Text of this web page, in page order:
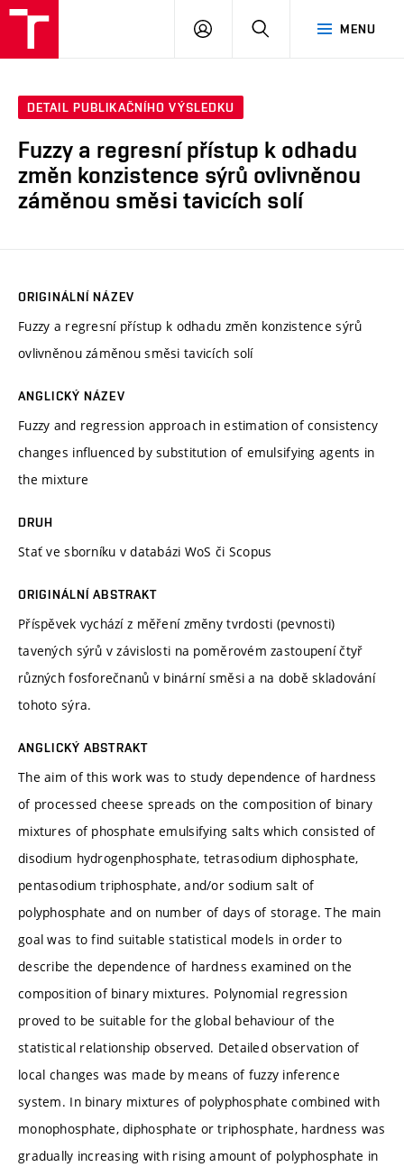
MENU
PŘIHLÁSIT
DETAIL PUBLIKAČNÍHO VÝSLEDKU
Fuzzy a regresní přístup k odhadu
změn konzistence sýrů ovlivněnou
záměnou směsi tavicích solí
ORIGINÁLNÍ NÁZEV
Fuzzy a regresní přístup k odhadu změn konzistence sýrů
ovlivněnou záměnou směsi tavicích solí
ANGLICKÝ NÁZEV
Fuzzy and regression approach in estimation of consistency
changes influenced by substitution of emulsifying agents in
the mixture
DRUH
Stať ve sborníku v databázi WoS či Scopus
ORIGINÁLNÍ ABSTRAKT
Příspěvek vychází z měření změny tvrdosti (pevnosti)
tavených sýrů v závislosti na poměrovém zastoupení čtyř
různých fosforečnanů v binární směsi a na době skladování
tohoto sýra.
ANGLICKÝ ABSTRAKT
The aim of this work was to study dependence of hardness
of processed cheese spreads on the composition of binary
mixtures of phosphate emulsifying salts which consisted of
disodium hydrogenphosphate, tetrasodium diphosphate,
pentasodium triphosphate, and/or sodium salt of
polyphosphate and on number of days of storage. The main
goal was to find suitable statistical models in order to
describe the dependence of hardness examined on the
composition of binary mixtures. Polynomial regression
proved to be suitable for the global behaviour of the
statistical relationship observed. Detailed observation of
local changes was made by means of fuzzy inference
system. In binary mixtures of polyphosphate combined with
monophosphate, diphosphate or triphosphate, hardness was
gradually increasing with rising amount of polyphosphate in